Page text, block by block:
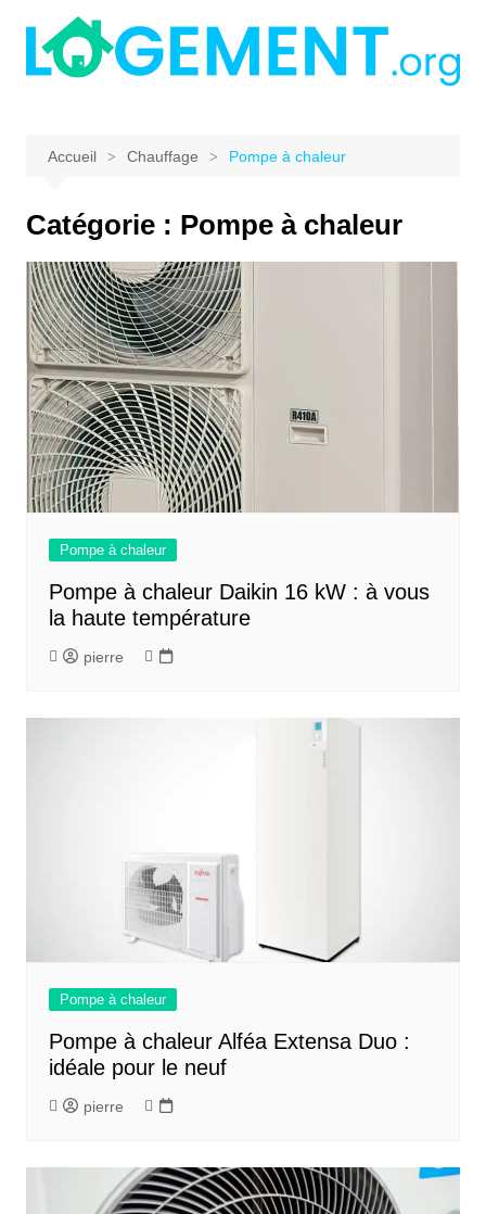
contenu
Accueil Chauffage Pompe à chaleur
Catégorie : Pompe à chaleur
Pompe à chaleur
Pompe à chaleur Daikin 16 kW : à vous
la haute température
pierre
Pompe à chaleur
Pompe à chaleur Alféa Extensa Duo :
idéale pour le neuf
pierre